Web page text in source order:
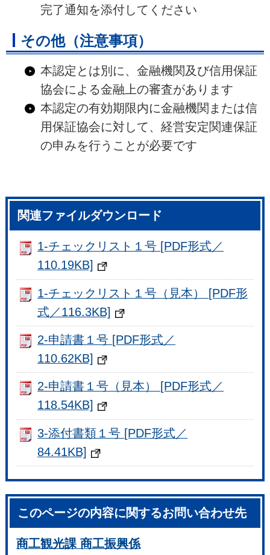
完了通知を添付してください
その他（注意事項）
本認定とは別に、金融機関及び信用保証
協会による金融上の審査があります
本認定の有効期限内に金融機関または信
用保証協会に対して、経営安定関連保証
の申みを行うことが必要です
関連ファイルダウンロード
1-チェックリスト１号 [PDF形式／
110.19KB]
1-チェックリスト１号（見本） [PDF形
式／116.3KB]
2-申請書１号 [PDF形式／
110.62KB]
2-申請書１号（見本） [PDF形式／
118.54KB]
3-添付書類１号 [PDF形式／
84.41KB]
このページの内容に関するお問い合わせ先
商工観光課 商工振興係